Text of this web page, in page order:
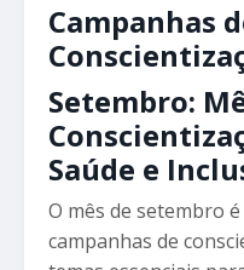
Campanhas
Setembro:
Saúde e
O mês de setembro
campanhas de